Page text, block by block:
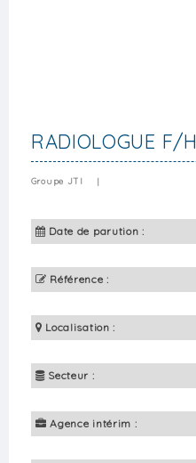
RADIOLOGUE F/H
Groupe JTI |
Date de parution :
Référence :
Localisation :
Secteur :
Agence intérim :